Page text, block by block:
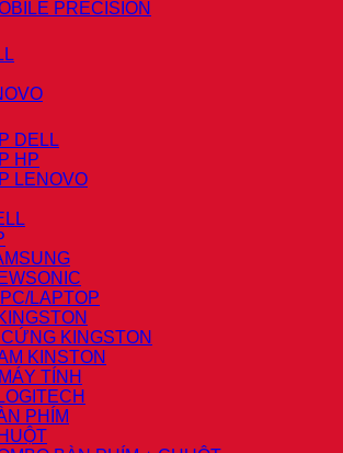
PRECISION
DELL
HP
LENOVO
LAPTOP
KINGSTON
KINSTON
TÍNH
PHÍM